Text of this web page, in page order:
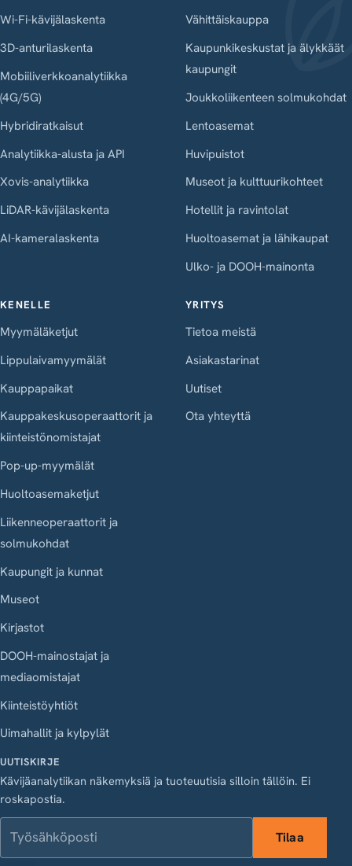
Wi-Fi-kävijälaskenta
3D-anturilaskenta
Mobiiliverkkoanalytiikka
(4G/5G)
Hybridiratkaisut
Analytiikka-alusta ja API
Xovis-analytiikka
LiDAR-kävijälaskenta
AI-kameralaskenta
Vähittäiskauppa
Kaupunkikeskustat ja älykkäät
kaupungit
Joukkoliikenteen solmukohdat
Lentoasemat
Huvipuistot
Museot ja kulttuurikohteet
Hotellit ja ravintolat
Huoltoasemat ja lähikaupat
Ulko- ja DOOH-mainonta
KENELLE
Myymäläketjut
Lippulaivamyymälät
Kauppapaikat
Kauppakeskusoperaattorit ja
kiinteistönomistajat
Pop-up-myymälät
Huoltoasemaketjut
Liikenneoperaattorit ja
solmukohdat
Kaupungit ja kunnat
Museot
Kirjastot
DOOH-mainostajat ja
mediaomistajat
Kiinteistöyhtiöt
Uimahallit ja kylpylät
YRITYS
Tietoa meistä
Asiakastarinat
Uutiset
Ota yhteyttä
UUTISKIRJE
Kävijäanalytiikan näkemyksiä ja tuoteuutisia silloin tällöin. Ei
roskapostia.
Tilaa